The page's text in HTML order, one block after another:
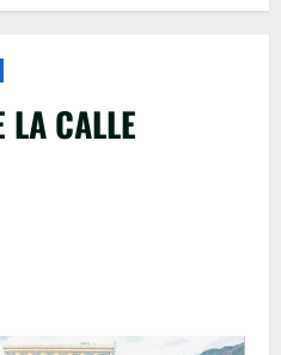
LA CALLE